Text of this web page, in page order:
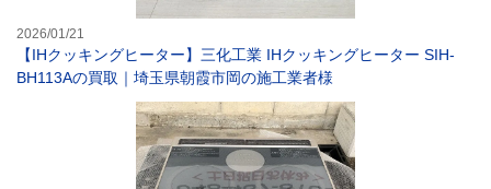
2026/01/21
【IHクッキングヒーター】三化工業 IHクッキングヒーター SIH-
BH113Aの買取｜埼玉県朝霞市岡の施工業者様